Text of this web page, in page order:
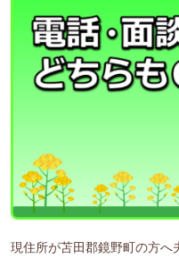
現住所が苫田郡鏡野町の方